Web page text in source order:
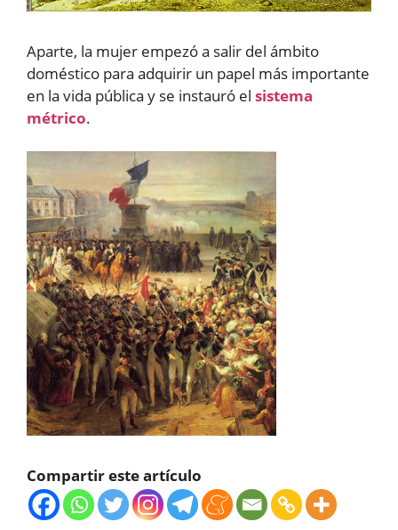
Aparte, la mujer empezó a salir del ámbito
doméstico para adquirir un papel más importante
en la vida pública y se instauró el sistema
métrico.
Compartir este artículo